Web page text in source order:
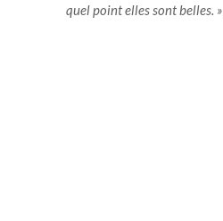
quel point elles sont belles. »